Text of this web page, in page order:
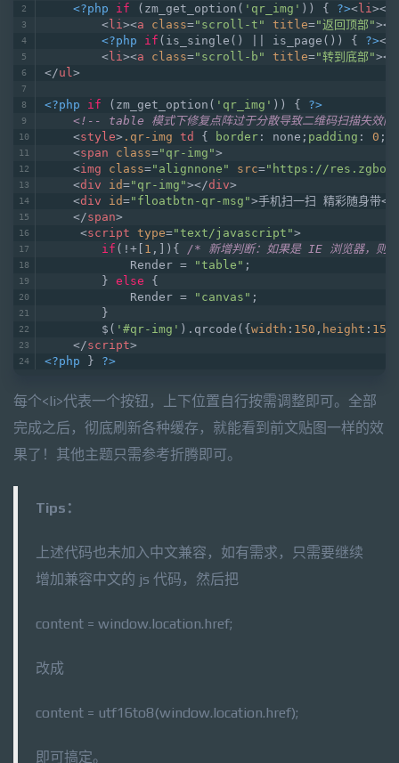
<?php
if (zm_get_option( 'qr_img' )) { ?><li ><
<li ><a class="scroll-t" title="返回顶部"><
<?php
if (is_single() || is_page()) { ?><
<li ><a class="scroll-b" title="转到底部"><
</ul >
<?php if (zm_get_option( 'qr_img' )) { ?>
<!-- table 模式下修复点阵过于分散导致二维码扫描失效
<style> .qr-img td { border : none; padding : 0 ;}
<span class="qr-img">
<img class="alignnone" src="https://
<div id="qr-img"></div>
<div id="floatbtn-qr-msg">手机扫一扫 精彩随身带</
</span>
<script type="text/javascript">
if (!+[ 1 ,]){
/* 新增判断：如果是 IE 浏览器，
            Render =
"table" ;
        }
else {
            Render =
"canvas" ;
        }
        $(
'#qr-img' ).qrcode({width : 150 , height : 150
</script>
<?php } ?>
每个<li>代表一个按钮，上下位置自行按需调整即可。全部
完成之后，彻底刷新各种缓存，就能看到前文贴图一样的效
果了！其他主题只需参考折腾即可。
Tips：
上述代码也未加入中文兼容，如有需求，只需要继续
增加兼容中文的 js 代码，然后把
content = window.location.href;
改成
content = utf16to8(window.location.href);
即可搞定。